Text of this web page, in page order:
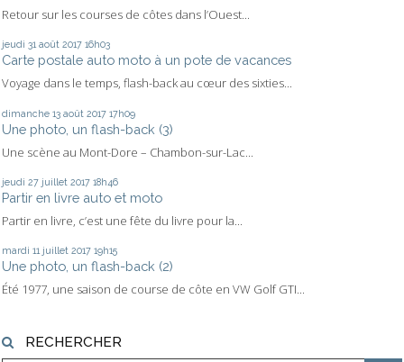
Retour sur les courses de côtes dans l’Ouest...
jeudi 31 août 2017 16h03
Carte postale auto moto à un pote de vacances
Voyage dans le temps, flash-back au cœur des sixties...
dimanche 13 août 2017 17h09
Une photo, un flash-back (3)
Une scène au Mont-Dore – Chambon-sur-Lac...
jeudi 27 juillet 2017 18h46
Partir en livre auto et moto
Partir en livre, c’est une fête du livre pour la...
mardi 11 juillet 2017 19h15
Une photo, un flash-back (2)
Été 1977, une saison de course de côte en VW Golf GTI...
RECHERCHER